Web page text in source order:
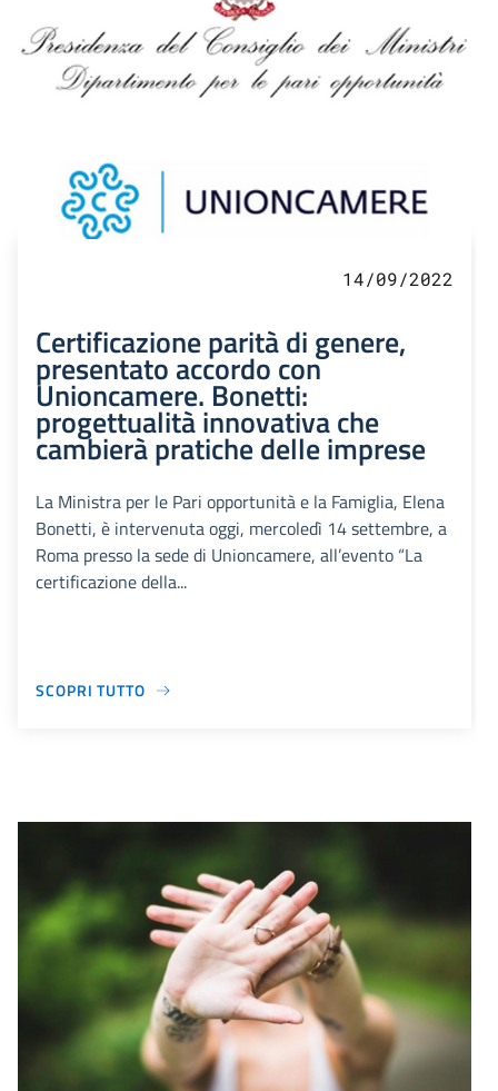
14/09/2022
Certificazione parità di genere,
presentato accordo con
Unioncamere. Bonetti:
progettualità innovativa che
cambierà pratiche delle imprese
La Ministra per le Pari opportunità e la Famiglia, Elena
Bonetti, è intervenuta oggi, mercoledì 14 settembre, a
Roma presso la sede di Unioncamere, all’evento “La
certificazione della...
SCOPRI TUTTO